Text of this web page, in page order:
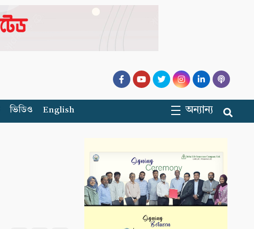
ভিডিও English অন্যান্য